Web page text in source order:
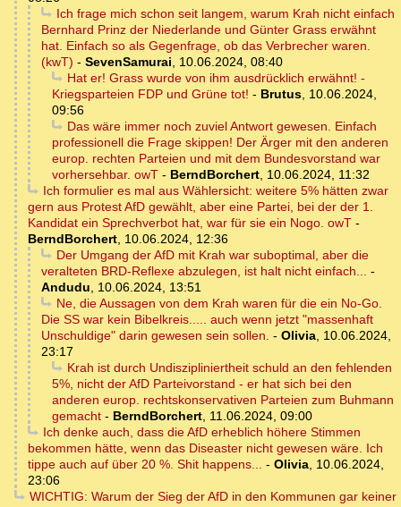
Ich frage mich schon seit langem, warum Krah nicht einfach
Bernhard Prinz der Niederlande und Günter Grass erwähnt
hat. Einfach so als Gegenfrage, ob das Verbrecher waren.
(kwT) - SevenSamurai, 10.06.2024, 08:40
Hat er! Grass wurde von ihm ausdrücklich erwähnt! -
Kriegsparteien FDP und Grüne tot! - Brutus, 10.06.2024,
09:56
Das wäre immer noch zuviel Antwort gewesen. Einfach
professionell die Frage skippen! Der Ärger mit den anderen
europ. rechten Parteien und mit dem Bundesvorstand war
vorhersehbar. owT - BerndBorchert, 10.06.2024, 11:32
Ich formulier es mal aus Wählersicht: weitere 5% hätten zwar
gern aus Protest AfD gewählt, aber eine Partei, bei der der 1.
Kandidat ein Sprechverbot hat, war für sie ein Nogo. owT -
BerndBorchert, 10.06.2024, 12:36
Der Umgang der AfD mit Krah war suboptimal, aber die
veralteten BRD-Reflexe abzulegen, ist halt nicht einfach... -
Andudu, 10.06.2024, 13:51
Ne, die Aussagen von dem Krah waren für die ein No-Go.
Die SS war kein Bibelkreis..... auch wenn jetzt "massenhaft
Unschuldige" darin gewesen sein sollen. - Olivia, 10.06.2024,
23:17
Krah ist durch Undiszipliniertheit schuld an den fehlenden
5%, nicht der AfD Parteivorstand - er hat sich bei den
anderen europ. rechtskonservativen Parteien zum Buhmann
gemacht - BerndBorchert, 11.06.2024, 09:00
Ich denke auch, dass die AfD erheblich höhere Stimmen
bekommen hätte, wenn das Diseaster nicht gewesen wäre. Ich
tippe auch auf über 20 %. Shit happens... - Olivia, 10.06.2024,
23:06
WICHTIG: Warum der Sieg der AfD in den Kommunen gar keiner